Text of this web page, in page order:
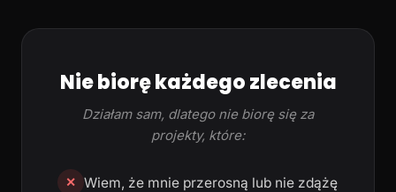
Nie biorę każdego zlecenia
Działam sam, dlatego nie biorę się za
projekty, które:
✕ Wiem, że mnie przerosną lub nie zdążę